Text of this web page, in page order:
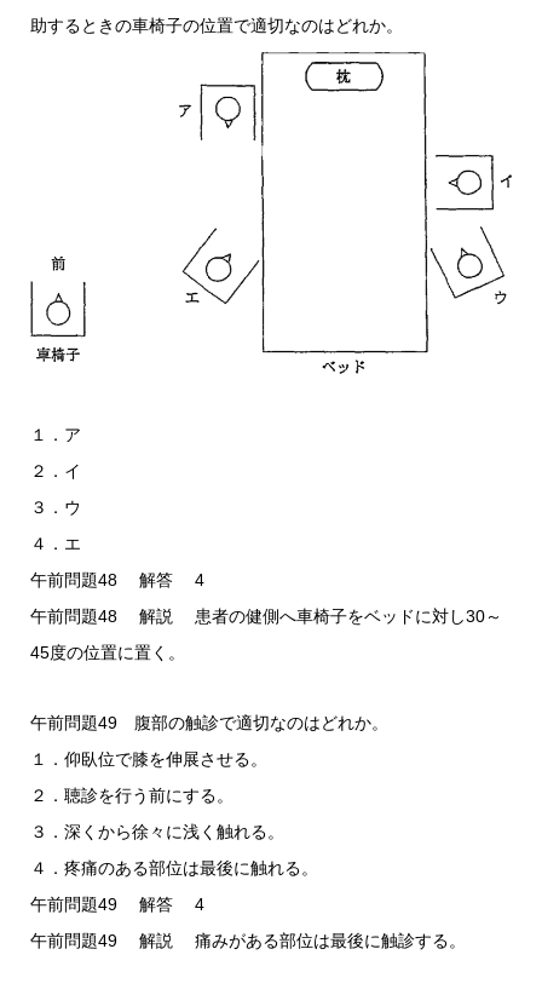
助するときの車椅子の位置で適切なのはどれか。
１．ア
２．イ
３．ウ
４．エ
午前問題48 解答 4
午前問題48 解説 患者の健側へ車椅子をベッドに対し30～
45度の位置に置く。
午前問題49 腹部の触診で適切なのはどれか。
１．仰臥位で膝を伸展させる。
２．聴診を行う前にする。
３．深くから徐々に浅く触れる。
４．疼痛のある部位は最後に触れる。
午前問題49 解答 4
午前問題49 解説 痛みがある部位は最後に触診する。